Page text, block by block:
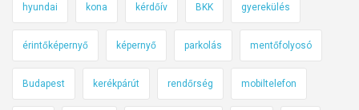
hyundai kona kérdőív BKK gyerekülés
érintőképernyő képernyő parkolás mentőfolyosó
Budapest kerékpárút rendőrség mobiltelefon